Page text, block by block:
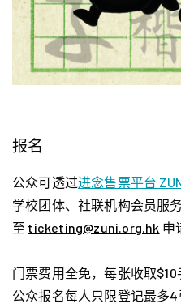
报名
公众可透过进念售票平台
学校团体、社联机构会员服
至 ticketing@zuni.org.hk 申
门票费用全免，每张收取$10
公众报名每人只限登记最多